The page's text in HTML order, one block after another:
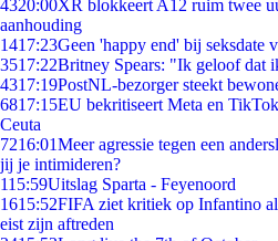
4320:00XR blokkeert A12 ruim twee
aanhouding
1417:23Geen 'happy end' bij seksdate
3517:22Britney Spears: "Ik geloof dat
4317:19PostNL-bezorger steekt
6817:15EU bekritiseert Meta en
Ceuta
7216:01Meer agressie tegen een
jij je intimideren?
115:59Uitslag Sparta - Feyenoord
1615:52FIFA ziet kritiek op Infantino
eist zijn aftreden